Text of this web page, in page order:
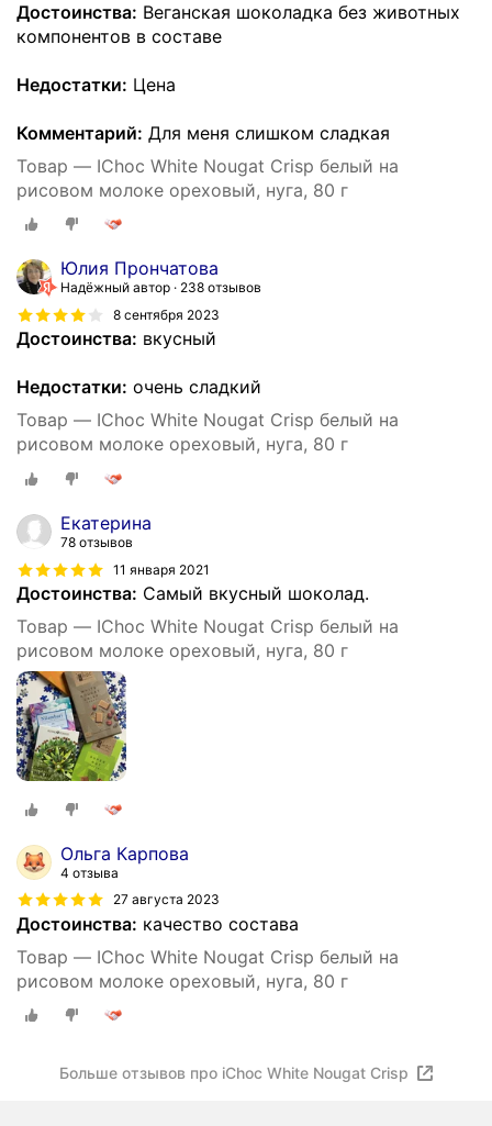
Достоинства: Веганская шоколадка без животных
компонентов в составе
Недостатки: Цена
Комментарий: Для меня слишком сладкая
Товар — IChoc White Nougat Crisp белый на
рисовом молоке ореховый, нуга, 80 г
Юлия Прончатова
Надёжный автор
238 отзывов
8 сентября 2023
Достоинства: вкусный
Недостатки: очень сладкий
Товар — IChoc White Nougat Crisp белый на
рисовом молоке ореховый, нуга, 80 г
Екатерина
78 отзывов
11 января 2021
Достоинства: Самый вкусный шоколад.
Товар — IChoc White Nougat Crisp белый на
рисовом молоке ореховый, нуга, 80 г
Ольга Карпова
4 отзыва
27 августа 2023
Достоинства: качество состава
Товар — IChoc White Nougat Crisp белый на
рисовом молоке ореховый, нуга, 80 г
Больше отзывов про iChoc White Nougat Crisp